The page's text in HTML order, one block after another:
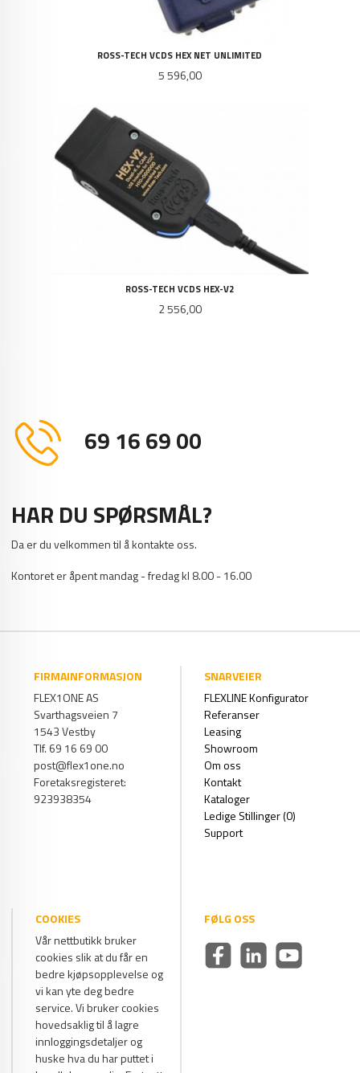
ROSS-TECH VCDS HEX NET UNLIMITED
Pris
5 596,00
ROSS-TECH VCDS HEX-V2
Pris
2 556,00
69 16 69 00
HAR DU SPØRSMÅL?
Da er du velkommen til å kontakte oss.
Kontoret er åpent mandag - fredag kl 8.00 - 16.00
FIRMAINFORMASJON
FLEX1ONE AS
Svarthagsveien 7
1543 Vestby
Tlf. 69 16 69 00
post@flex1one.no
Foretaksregisteret:
923938354
SNARVEIER
FLEXLINE Konfigurator
Referanser
Leasing
Showroom
Om oss
Kontakt
Kataloger
Ledige Stillinger (0)
Support
COOKIES
Vår nettbutikk bruker
cookies slik at du får en
bedre kjøpsopplevelse og
vi kan yte deg bedre
service. Vi bruker cookies
hovedsaklig til å lagre
innloggingsdetaljer og
huske hva du har puttet i
FØLG OSS